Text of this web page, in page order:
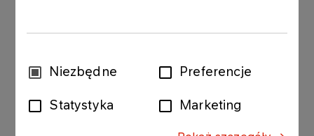
WybórNiezbędne Preferencje
Statystyka Marketing
narzędzie lokowania krótkoterminowej płynności.
Obligacje zostały wyemitowane przez PKN